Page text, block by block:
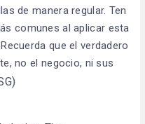
de manera regular. Ten
comunes al aplicar esta
que el verdadero
no el negocio, ni sus